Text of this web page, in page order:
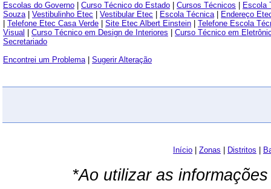
Escolas do Governo
Curso Técnico do Estado Cursos Técnicos
Escola
Souza| Vestibulinho Etec Vestibular Etec Escola Técnica|
Endereço
Telefone Etec Casa Verde Site Etec Albert Einstein
Telefone Escola
Visual
Curso Técnico em Design de Interiores
Curso Técnico em
Secretariado
Encontrei um Problema| Sugerir Alteração
Início Zonas Distritos
*Ao utilizar as